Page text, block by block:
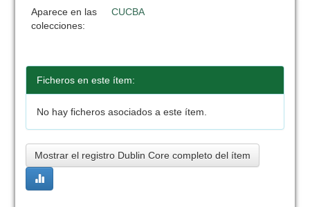
Aparece en las
colecciones:
CUCBA
Ficheros en este ítem:
No hay ficheros asociados a este ítem.
Mostrar el registro Dublin Core completo del ítem